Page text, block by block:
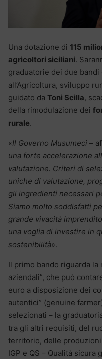
Una dotazione di 115
agricoltori siciliani.
graduatorie dei due bandi
all’Agricoltura, sviluppo
guidato da Toni Scilla,
della rimodulazione dei
rurale.
«Il Governo Musumeci –
una forte accelerazione
valutazione. Criteri di
uniche di valutazione,
gli ingredienti necessari
Siamo molto soddisfatti
grande vivacità
una voglia di investire in
sostenibilità».
Il primo bando riguarda la
aziendali”, che può
euro a disposizione dei
autentici” (genuine
selezionati – la
tra gli altri requisiti, del
territorio, delle produzioni
IGP e QS – Qualità sicura